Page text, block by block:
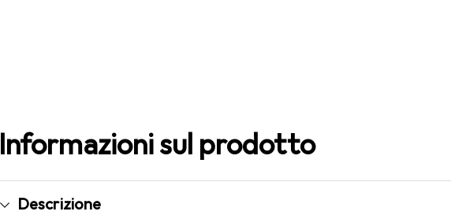
Informazioni sul prodotto
Descrizione